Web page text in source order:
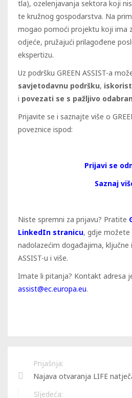
tla), ozelenjavanja sektora koji
te kružnog gospodarstva. Na
mogao pomoći projektu koji ima
odjeće, pružajući prilagođene
ekspertizu.
Uz podršku GREEN ASSIST-a
savjetodavnu podršku,
i povezati se s pažljivo
Prijavite se i saznajte više o
poveznice ispod:
Prijavi se
Saznaj
Niste spremni za prijavu? Pratite
LinkedIn stranicu, gdje
nadolazećim događajima, ključne
ASSIST-u i više.
Imate li pitanja? Kontakt adresa
assist@ec.europa.eu.
Prijašnja:
Najava otvaranja LIFE
Sljedeća: